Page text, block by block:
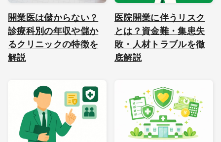
開業医は儲からない？
診療科別の年収や儲か
るクリニックの特徴を
解説
医院開業に伴うリスク
とは？資金難・集患失
敗・人材トラブルを徹
底解説